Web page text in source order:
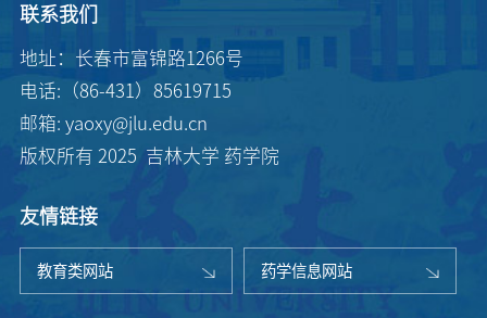
联系我们
地址：长春市富锦路1266号
电话:（86-431）85619715
邮箱: yaoxy@jlu.edu.cn
版权所有 2025 吉林大学 药学院
友情链接
教育类网站 药学信息网站